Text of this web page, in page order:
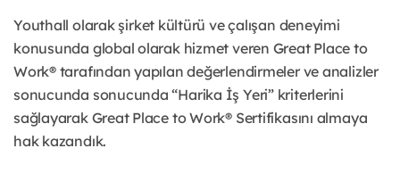
Youthall olarak şirket kültürü ve çalışan deneyimi
konusunda global olarak hizmet veren Great Place to
Work® tarafından yapılan değerlendirmeler ve analizler
sonucunda sonucunda “Harika İş Yeri” kriterlerini
sağlayarak Great Place to Work® Sertifikasını almaya
hak kazandık.